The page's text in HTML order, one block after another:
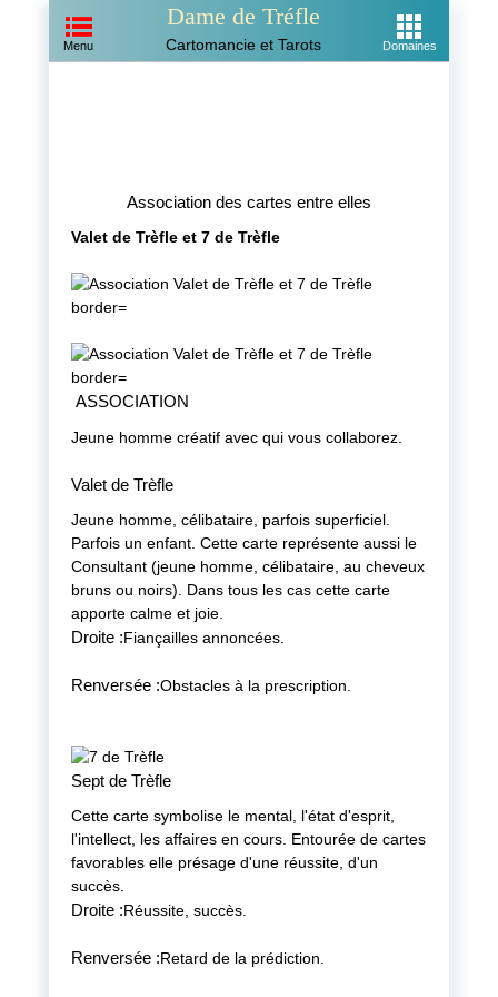
Dame de Tréfle
Cartomancie et Tarots
Menu Domaines
Association des cartes entre elles
Valet de Trèfle et 7 de Trèfle
ASSOCIATION
Jeune homme créatif avec qui vous collaborez.
Valet de Trèfle
Jeune homme, célibataire, parfois superficiel.
Parfois un enfant. Cette carte représente aussi le
Consultant (jeune homme, célibataire, au cheveux
bruns ou noirs). Dans tous les cas cette carte
apporte calme et joie.
Droite :Fiançailles annoncées.
Renversée :Obstacles à la prescription.
Sept de Trèfle
Cette carte symbolise le mental, l'état d'esprit,
l'intellect, les affaires en cours. Entourée de cartes
favorables elle présage d'une réussite, d'un
succès.
Droite :Réussite, succès.
Renversée :Retard de la prédiction.